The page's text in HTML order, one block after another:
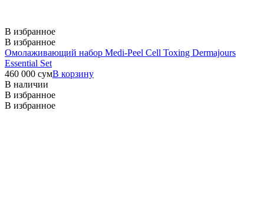
В избранное
В избранное
Омолаживающий набор Medi-Peel Cell Toxing Dermajours
Essential Set
460 000 сумВ корзину
В наличии
В избранное
В избранное